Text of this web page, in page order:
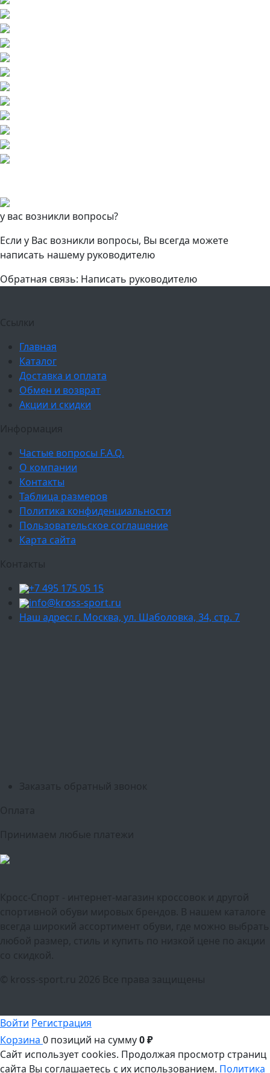
у вас возникли вопросы?
Если у Вас возникли вопросы, Вы всегда можете
написать нашему руководителю
Обратная связь: Написать руководителю
Ссылки
Главная
Каталог
Доставка и оплата
Обмен и возврат
Акции и скидки
Информация
Частые вопросы F.A.Q.
О компании
Контакты
Таблица размеров
Политика конфиденциальности
Пользовательское соглашение
Карта сайта
Контакты
+7 495 175 05 15
info@kross-sport.ru
Наш адрес: г. Москва, ул. Шаболовка, 34, стр. 7
Заказать обратный звонок
Оплата
Принимаем любые платежи
Кросс-Спорт - интернет-магазин кроссовок и другой
спортивной обуви мировых брендов. В нашем каталоге
всегда широкий ассортимент обуви, где можно выбрать
любой размер, стиль и купить по низкой цене по акции
со скидкой.
© kross-sport.ru
2026 Все права защищены
Войти Регистрация
Корзина 0 позиций на сумму0 ₽
Сайт использует cookies. Продолжая просмотр страниц
сайта Вы соглашаетесь с их использованием. Политика